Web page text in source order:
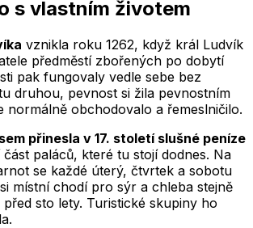
s vlastním životem
vznikla roku 1262, když král Ludvík
předměstí zbořených po dobytí
pak fungovaly vedle sebe bez
druhou, pevnost si žila pevnostním
normálně obchodovalo a řemeslničilo.
přinesla v 17. století slušné peníze
paláců, které tu stojí dodnes. Na
se každé úterý, čtvrtek a sobotu
místní chodí pro sýr a chleba stejně
před sto lety. Turistické skupiny ho